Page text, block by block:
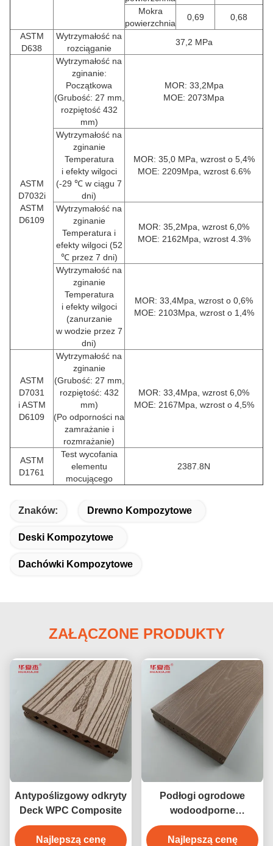
Mokra
powierzchnia
0,69
0,68
ASTM
D638
Wytrzymałość na
rozciąganie
37,2 MPa
ASTM
D7032i
ASTM
D6109
Wytrzymałość na
zginanie:
Początkowa
(Grubość: 27 mm,
rozpiętość 432
mm)
MOR: 33,2Mpa
MOE: 2073Mpa
Wytrzymałość na
zginanie
Temperatura
i efekty wilgoci
(-29 ℃ w ciągu 7
dni)
MOR: 35,0 MPa, wzrost o 5,4%
MOE: 2209Mpa, wzrost 6.6%
Wytrzymałość na
zginanie
Temperatura i
efekty wilgoci (52
℃ przez 7 dni)
MOR: 35,2Mpa, wzrost 6,0%
MOE: 2162Mpa, wzrost 4.3%
Wytrzymałość na
zginanie
Temperatura
i efekty wilgoci
(zanurzanie
w wodzie przez 7
dni)
MOR: 33,4Mpa, wzrost o 0,6%
MOE: 2103Mpa, wzrost o 1,4%
ASTM
D7031
i ASTM
D6109
Wytrzymałość na
zginanie
(Grubość: 27 mm,
rozpiętość: 432
mm)
(Po odporności na
zamrażanie i
rozmrażanie)
MOR: 33,4Mpa, wzrost 6,0%
MOE: 2167Mpa, wzrost o 4,5%
ASTM
D1761
Test wycofania
elementu
mocującego
2387.8N
Znaków: Drewno Kompozytowe
Deski Kompozytowe
Dachówki Kompozytowe
ZAŁĄCZONE PRODUKTY
Antypoślizgowy odkryty
Deck WPC Composite
Najlepszą cenę
Podłogi ogrodowe
wodoodporne
zewnętrzne
Najlepszą cenę